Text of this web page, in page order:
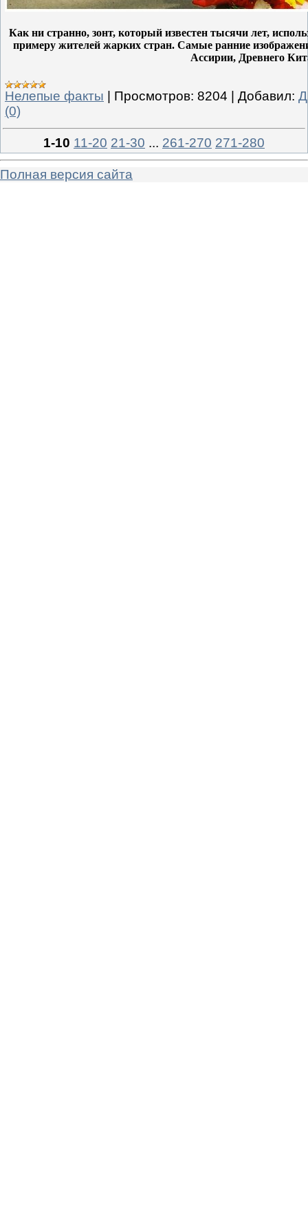
Как ни странно, зонт, который известен тысячи лет,
примеру жителей жарких стран. Самые ранние
Ассирии, Древнего
Нелепые факты Просмотров: 8204 Добавил:
(0)
1-10 11-20 21-30 ... 261-270 271-280
Полная версия сайта